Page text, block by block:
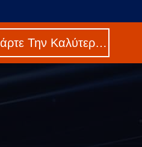
Πάρτε Την Καλύτερη Τιμή